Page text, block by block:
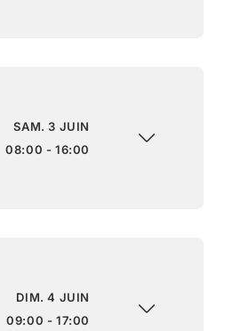
SAM. 3 JUIN
08:00 - 16:00
DIM. 4 JUIN
09:00 - 17:00